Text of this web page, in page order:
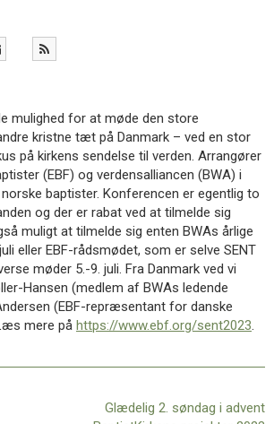
mulighed for at møde den store
kristne tæt på Danmark – ved en stor
på kirkens sendelse til verden. Arrangører
(EBF) og verdensalliancen (BWA) i
baptister. Konferencen er egentlig to
og der er rabat ved at tilmelde sig
muligt at tilmelde sig enten BWAs årlige
eller EBF-rådsmødet, som er selve SENT
møder 5.-9. juli. Fra Danmark ved vi
Hansen (medlem af BWAs ledende
(EBF-repræsentant for danske
mere på https://www.ebf.org/sent2023.
Glædelig 2. søndag i advent